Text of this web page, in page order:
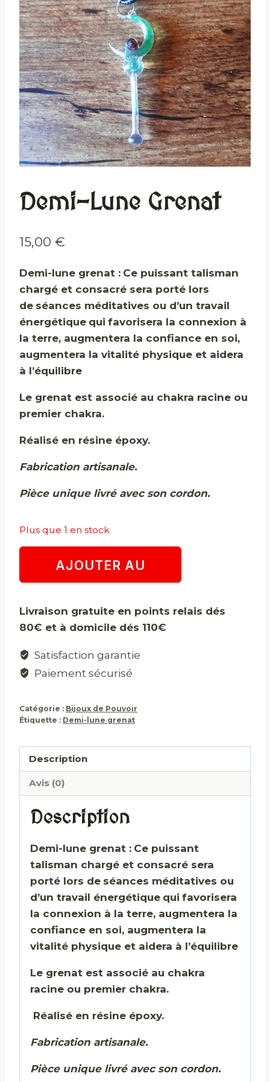
Demi-Lune Grenat
15,00 €
Demi-lune grenat : Ce puissant talisman
chargé et consacré sera porté lors
de séances méditatives ou d’un travail
énergétique qui favorisera la connexion à
la terre, augmentera la confiance en soi,
augmentera la vitalité physique et aidera
à l’équilibre
Le grenat est associé au chakra racine ou
premier chakra.
Réalisé en résine époxy.
Fabrication artisanale.
Pièce unique livré avec son cordon.
Plus que 1 en stock
Demi-
AJOUTER AU
Livraison gratuite en points relais dés
80€ et à domicile dés 110€
Satisfaction garantie
Paiement sécurisé
Catégorie : Bijoux de Pouvoir
Étiquette : Demi-lune grenat
Description
Avis (0)
Description
Demi-lune grenat : Ce puissant
talisman chargé et consacré sera
porté lors de séances méditatives ou
d’un travail énergétique qui favorisera
la connexion à la terre, augmentera la
confiance en soi, augmentera la
vitalité physique et aidera à l’équilibre
Le grenat est associé au chakra
racine ou premier chakra.
Réalisé en résine époxy.
Fabrication artisanale.
Pièce unique livré avec son cordon.